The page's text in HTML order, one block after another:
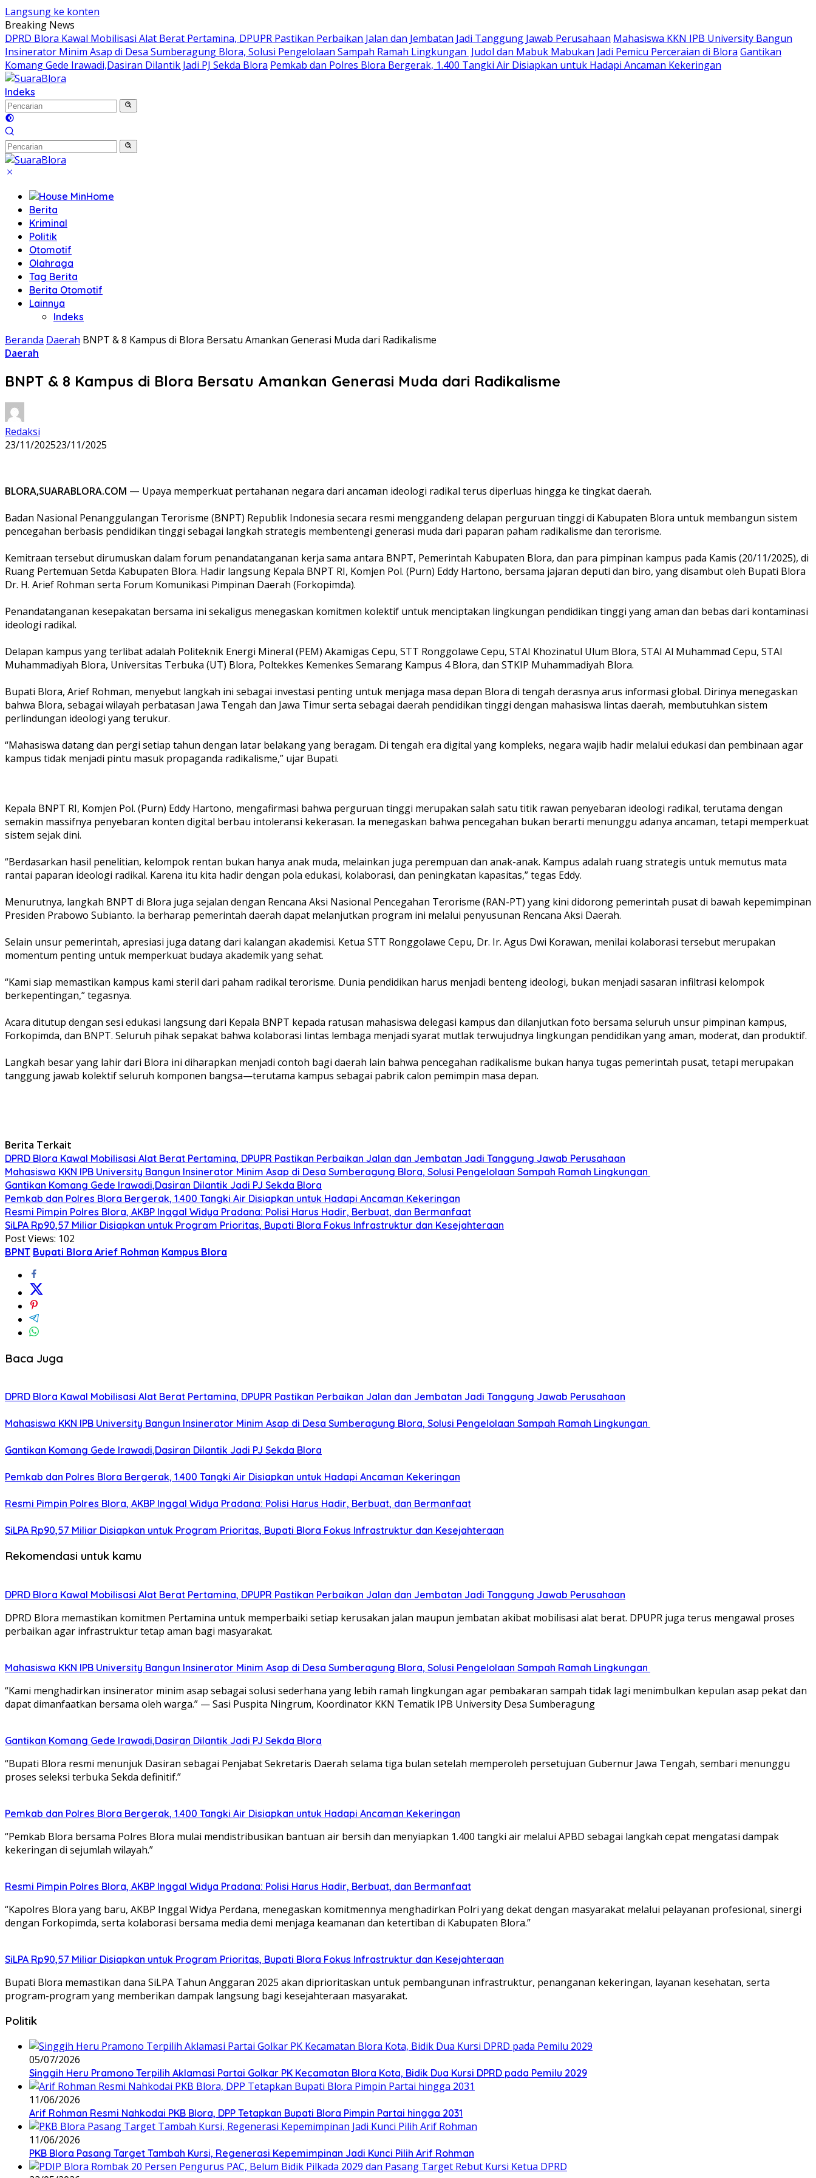
Langsung ke konten
Breaking News
DPRD Blora Kawal Mobilisasi Alat Berat Pertamina, DPUPR Pastikan Perbaikan Jalan dan Jembatan Jadi Tanggung Jawab Perusahaan Mahasiswa KKN IPB University Bangun
Insinerator Minim Asap di Desa Sumberagung Blora, Solusi Pengelolaan Sampah Ramah Lingkungan ‎ Judol dan Mabuk Mabukan Jadi Pemicu Perceraian di Blora Gantikan
Komang Gede Irawadi,Dasiran Dilantik Jadi PJ Sekda Blora Pemkab dan Polres Blora Bergerak, 1.400 Tangki Air Disiapkan untuk Hadapi Ancaman Kekeringan
Indeks
Home
Berita
Kriminal
Politik
Otomotif
Olahraga
Tag Berita
Berita Otomotif
Lainnya
Indeks
Beranda Daerah ‎BNPT & 8 Kampus di Blora Bersatu Amankan Generasi Muda dari Radikalisme
Daerah
‎BNPT & 8 Kampus di Blora Bersatu Amankan Generasi Muda dari Radikalisme
Redaksi
23/11/202523/11/2025
BLORA,SUARABLORA.COM — Upaya memperkuat pertahanan negara dari ancaman ideologi radikal terus diperluas hingga ke tingkat daerah.
‎Badan Nasional Penanggulangan Terorisme (BNPT) Republik Indonesia secara resmi menggandeng delapan perguruan tinggi di Kabupaten Blora untuk membangun sistem
pencegahan berbasis pendidikan tinggi sebagai langkah strategis membentengi generasi muda dari paparan paham radikalisme dan terorisme.
‎Kemitraan tersebut dirumuskan dalam forum penandatanganan kerja sama antara BNPT, Pemerintah Kabupaten Blora, dan para pimpinan kampus pada Kamis (20/11/2025), di
Ruang Pertemuan Setda Kabupaten Blora. Hadir langsung Kepala BNPT RI, Komjen Pol. (Purn) Eddy Hartono, bersama jajaran deputi dan biro, yang disambut oleh Bupati Blora
Dr. H. Arief Rohman serta Forum Komunikasi Pimpinan Daerah (Forkopimda).
‎Penandatanganan kesepakatan bersama ini sekaligus menegaskan komitmen kolektif untuk menciptakan lingkungan pendidikan tinggi yang aman dan bebas dari kontaminasi
ideologi radikal.
‎Delapan kampus yang terlibat adalah Politeknik Energi Mineral (PEM) Akamigas Cepu, STT Ronggolawe Cepu, STAI Khozinatul Ulum Blora, STAI Al Muhammad Cepu, STAI
Muhammadiyah Blora, Universitas Terbuka (UT) Blora, Poltekkes Kemenkes Semarang Kampus 4 Blora, dan STKIP Muhammadiyah Blora.
‎Bupati Blora, Arief Rohman, menyebut langkah ini sebagai investasi penting untuk menjaga masa depan Blora di tengah derasnya arus informasi global. Dirinya menegaskan
bahwa Blora, sebagai wilayah perbatasan Jawa Tengah dan Jawa Timur serta sebagai daerah pendidikan tinggi dengan mahasiswa lintas daerah, membutuhkan sistem
perlindungan ideologi yang terukur.
‎“Mahasiswa datang dan pergi setiap tahun dengan latar belakang yang beragam. Di tengah era digital yang kompleks, negara wajib hadir melalui edukasi dan pembinaan agar
kampus tidak menjadi pintu masuk propaganda radikalisme,” ujar Bupati.
‎Kepala BNPT RI, Komjen Pol. (Purn) Eddy Hartono, mengafirmasi bahwa perguruan tinggi merupakan salah satu titik rawan penyebaran ideologi radikal, terutama dengan
semakin massifnya penyebaran konten digital berbau intoleransi kekerasan. Ia menegaskan bahwa pencegahan bukan berarti menunggu adanya ancaman, tetapi memperkuat
sistem sejak dini.
‎“Berdasarkan hasil penelitian, kelompok rentan bukan hanya anak muda, melainkan juga perempuan dan anak-anak. Kampus adalah ruang strategis untuk memutus mata
rantai paparan ideologi radikal. Karena itu kita hadir dengan pola edukasi, kolaborasi, dan peningkatan kapasitas,” tegas Eddy.
‎Menurutnya, langkah BNPT di Blora juga sejalan dengan Rencana Aksi Nasional Pencegahan Terorisme (RAN-PT) yang kini didorong pemerintah pusat di bawah kepemimpinan
Presiden Prabowo Subianto. Ia berharap pemerintah daerah dapat melanjutkan program ini melalui penyusunan Rencana Aksi Daerah.
‎Selain unsur pemerintah, apresiasi juga datang dari kalangan akademisi. Ketua STT Ronggolawe Cepu, Dr. Ir. Agus Dwi Korawan, menilai kolaborasi tersebut merupakan
momentum penting untuk memperkuat budaya akademik yang sehat.
‎“Kami siap memastikan kampus kami steril dari paham radikal terorisme. Dunia pendidikan harus menjadi benteng ideologi, bukan menjadi sasaran infiltrasi kelompok
berkepentingan,” tegasnya.
‎Acara ditutup dengan sesi edukasi langsung dari Kepala BNPT kepada ratusan mahasiswa delegasi kampus dan dilanjutkan foto bersama seluruh unsur pimpinan kampus,
Forkopimda, dan BNPT. Seluruh pihak sepakat bahwa kolaborasi lintas lembaga menjadi syarat mutlak terwujudnya lingkungan pendidikan yang aman, moderat, dan produktif.
‎Langkah besar yang lahir dari Blora ini diharapkan menjadi contoh bagi daerah lain bahwa pencegahan radikalisme bukan hanya tugas pemerintah pusat, tetapi merupakan
tanggung jawab kolektif seluruh komponen bangsa—terutama kampus sebagai pabrik calon pemimpin masa depan.
Berita Terkait
DPRD Blora Kawal Mobilisasi Alat Berat Pertamina, DPUPR Pastikan Perbaikan Jalan dan Jembatan Jadi Tanggung Jawab Perusahaan
Mahasiswa KKN IPB University Bangun Insinerator Minim Asap di Desa Sumberagung Blora, Solusi Pengelolaan Sampah Ramah Lingkungan ‎
Gantikan Komang Gede Irawadi,Dasiran Dilantik Jadi PJ Sekda Blora
Pemkab dan Polres Blora Bergerak, 1.400 Tangki Air Disiapkan untuk Hadapi Ancaman Kekeringan
Resmi Pimpin Polres Blora, AKBP Inggal Widya Pradana: Polisi Harus Hadir, Berbuat, dan Bermanfaat
SiLPA Rp90,57 Miliar Disiapkan untuk Program Prioritas, Bupati Blora Fokus Infrastruktur dan Kesejahteraan
Post Views: 102
BPNT Bupati Blora Arief Rohman Kampus Blora
Baca Juga
DPRD Blora Kawal Mobilisasi Alat Berat Pertamina, DPUPR Pastikan Perbaikan Jalan dan Jembatan Jadi Tanggung Jawab Perusahaan
Mahasiswa KKN IPB University Bangun Insinerator Minim Asap di Desa Sumberagung Blora, Solusi Pengelolaan Sampah Ramah Lingkungan ‎
Gantikan Komang Gede Irawadi,Dasiran Dilantik Jadi PJ Sekda Blora
Pemkab dan Polres Blora Bergerak, 1.400 Tangki Air Disiapkan untuk Hadapi Ancaman Kekeringan
Resmi Pimpin Polres Blora, AKBP Inggal Widya Pradana: Polisi Harus Hadir, Berbuat, dan Bermanfaat
SiLPA Rp90,57 Miliar Disiapkan untuk Program Prioritas, Bupati Blora Fokus Infrastruktur dan Kesejahteraan
Rekomendasi untuk kamu
DPRD Blora Kawal Mobilisasi Alat Berat Pertamina, DPUPR Pastikan Perbaikan Jalan dan Jembatan Jadi Tanggung Jawab Perusahaan
DPRD Blora memastikan komitmen Pertamina untuk memperbaiki setiap kerusakan jalan maupun jembatan akibat mobilisasi alat berat. DPUPR juga terus mengawal proses
perbaikan agar infrastruktur tetap aman bagi masyarakat.
Mahasiswa KKN IPB University Bangun Insinerator Minim Asap di Desa Sumberagung Blora, Solusi Pengelolaan Sampah Ramah Lingkungan ‎
“Kami menghadirkan insinerator minim asap sebagai solusi sederhana yang lebih ramah lingkungan agar pembakaran sampah tidak lagi menimbulkan kepulan asap pekat dan
dapat dimanfaatkan bersama oleh warga.” — Sasi Puspita Ningrum, Koordinator KKN Tematik IPB University Desa Sumberagung
Gantikan Komang Gede Irawadi,Dasiran Dilantik Jadi PJ Sekda Blora
“Bupati Blora resmi menunjuk Dasiran sebagai Penjabat Sekretaris Daerah selama tiga bulan setelah memperoleh persetujuan Gubernur Jawa Tengah, sembari menunggu
proses seleksi terbuka Sekda definitif.”
Pemkab dan Polres Blora Bergerak, 1.400 Tangki Air Disiapkan untuk Hadapi Ancaman Kekeringan
“Pemkab Blora bersama Polres Blora mulai mendistribusikan bantuan air bersih dan menyiapkan 1.400 tangki air melalui APBD sebagai langkah cepat mengatasi dampak
kekeringan di sejumlah wilayah.”
Resmi Pimpin Polres Blora, AKBP Inggal Widya Pradana: Polisi Harus Hadir, Berbuat, dan Bermanfaat
“Kapolres Blora yang baru, AKBP Inggal Widya Perdana, menegaskan komitmennya menghadirkan Polri yang dekat dengan masyarakat melalui pelayanan profesional, sinergi
dengan Forkopimda, serta kolaborasi bersama media demi menjaga keamanan dan ketertiban di Kabupaten Blora.”
SiLPA Rp90,57 Miliar Disiapkan untuk Program Prioritas, Bupati Blora Fokus Infrastruktur dan Kesejahteraan
Bupati Blora memastikan dana SiLPA Tahun Anggaran 2025 akan diprioritaskan untuk pembangunan infrastruktur, penanganan kekeringan, layanan kesehatan, serta
program-program yang memberikan dampak langsung bagi kesejahteraan masyarakat.
Politik
05/07/2026
Singgih Heru Pramono Terpilih Aklamasi Partai Golkar PK Kecamatan Blora Kota, Bidik Dua Kursi DPRD pada Pemilu 2029
11/06/2026
Arif Rohman Resmi Nahkodai PKB Blora, DPP Tetapkan Bupati Blora Pimpin Partai hingga 2031
11/06/2026
PKB Blora Pasang Target Tambah Kursi, Regenerasi Kepemimpinan Jadi Kunci Pilih Arif Rohman